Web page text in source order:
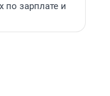
по зарплате и